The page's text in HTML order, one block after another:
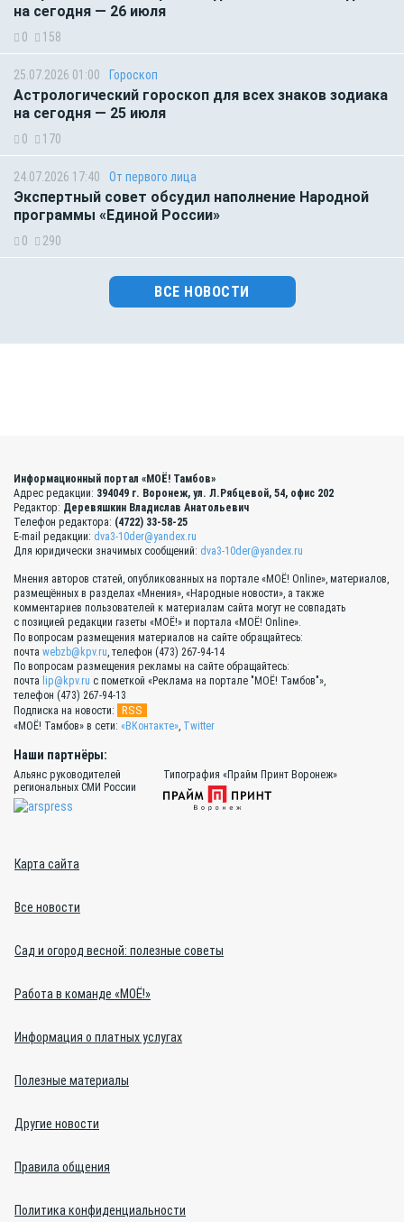
на сегодня — 26 июля
0 158
25.07.2026 01:00 Гороскоп
Астрологический гороскоп для всех знаков зодиака
на сегодня — 25 июля
0 170
24.07.2026 17:40 От первого лица
Экспертный совет обсудил наполнение Народной
программы «Единой России»
0 290
ВСЕ НОВОСТИ
Информационный портал «МОЁ! Тамбов»
Адрес редакции: 394049 г. Воронеж, ул. Л.Рябцевой, 54, офис 202
Редактор: Деревяшкин Владислав Анатольевич
Телефон редактора: (4722) 33-58-25
E-mail редакции: dva3-10der@yandex.ru
Для юридически значимых сообщений: dva3-10der@yandex.ru
Мнения авторов статей, опубликованных на портале «МОЁ! Online», материалов,
размещённых в разделах «Мнения», «Народные новости», а также
комментариев пользователей к материалам сайта могут не совпадать
с позицией редакции газеты «МОЁ!» и портала «МОЁ! Online».
По вопросам размещения материалов на сайте обращайтесь:
почта webzb@kpv.ru, телефон (473) 267-94-14
По вопросам размещения рекламы на сайте обращайтесь:
почта lip@kpv.ru с пометкой «Реклама на портале "МОЁ! Тамбов"»,
телефон (473) 267-94-13
Подписка на новости:
RSS
«МОЁ! Тамбов» в сети: «ВКонтакте», Twitter
Наши партнёры:
Альянс руководителей
региональных СМИ России
Типография «Прайм Принт Воронеж»
Карта сайта
Все новости
Сад и огород весной: полезные советы
Работа в команде «МОЁ!»
Информация о платных услугах
Полезные материалы
Другие новости
Правила общения
Политика конфиденциальности